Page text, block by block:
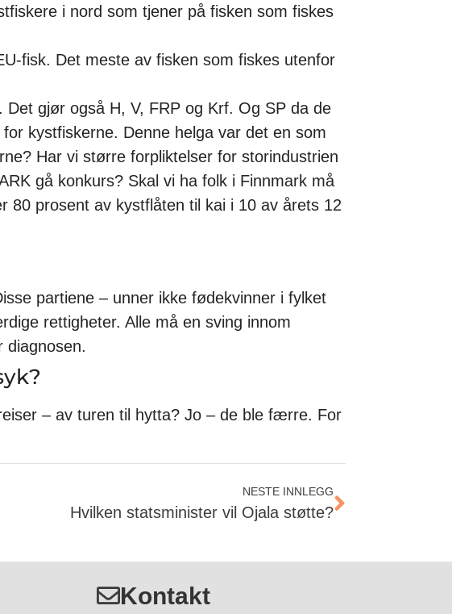
i nord som tjener på fisken som fiskes
fisk. Det meste av fisken som fiskes utenfor
gjør også H, V, FRP og Krf. Og SP da de
kystfiskerne. Denne helga var det en som
Har vi større forpliktelser for storindustrien
gå konkurs? Skal vi ha folk i Finnmark må
prosent av kystflåten til kai i 10 av årets 12
partiene – unner ikke fødekvinner i fylket
rettigheter. Alle må en sving innom
diagnosen.
– av turen til hytta? Jo – de ble færre. For
NESTE INNLEGG
Hvilken statsminister vil Ojala støtte?
Kontakt